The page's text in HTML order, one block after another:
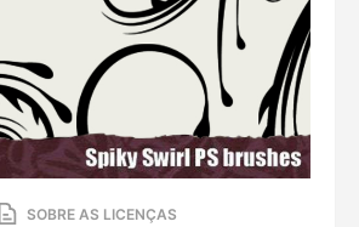
SOBRE AS LICENÇAS